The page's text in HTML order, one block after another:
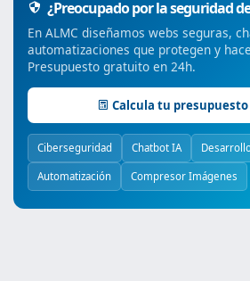
¿Preocupado por la seguridad
En ALMC diseñamos webs seguras,
automatizaciones que protegen y
Presupuesto gratuito en 24h.
Calcula tu
Ciberseguridad Chatbot IA
Automatización Compresor Imágenes